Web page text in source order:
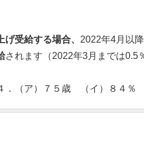
受給する場合、 2022年4月以
されます（2022年3月までは0.5
．（ア）７５歳 （イ）８４％